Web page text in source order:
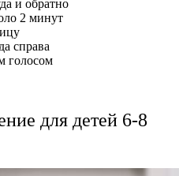
и обратно
2 минут
справа
голосом
для детей 6-8